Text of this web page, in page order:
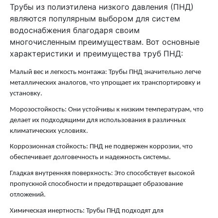
Трубы из полиэтилена низкого давления (ПНД)
являются популярным выбором для систем
водоснабжения благодаря своим
многочисленным преимуществам. Вот основные
характеристики и преимущества труб ПНД:
Малый вес и легкость монтажа: Трубы ПНД значительно легче
металлических аналогов, что упрощает их транспортировку и
установку.
Морозостойкость: Они устойчивы к низким температурам, что
делает их подходящими для использования в различных
климатических условиях.
Коррозионная стойкость: ПНД не подвержен коррозии, что
обеспечивает долговечность и надежность системы.
Гладкая внутренняя поверхность: Это способствует высокой
пропускной способности и предотвращает образование
отложений.
Химическая инертность: Трубы ПНД подходят для